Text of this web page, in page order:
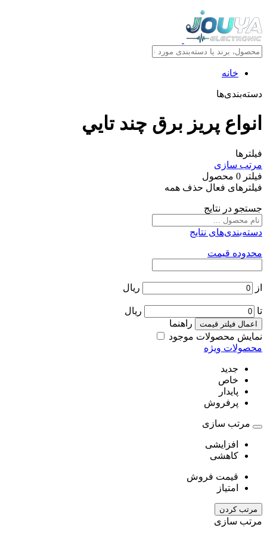
خانه
دسته‌بندی‌ها
انواع پريز برق چند تايي
فیلترها
مرتب سازی
فیلتر 0 محصول
فیلترهای فعال حذف همه
جستجو در نتایج
دسته‌بندی‌های نتایج
محدوده قیمت
از ریال
تا ریال
اعمال فیلتر قیمت
راهنما
نمایش محصولات موجود
محصولات ویژه
جدید
خاص
پایدار
پرفروش
مرتب سازی
افزایشی
کاهشی
قیمت فروش
امتیاز
مرتب کردن
مرتب سازی